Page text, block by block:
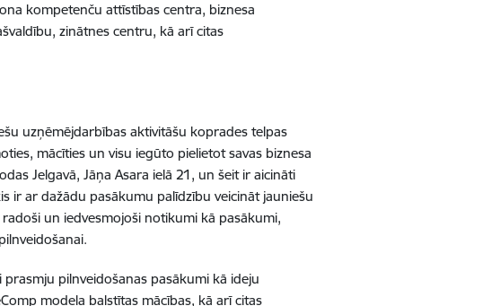
kompetenču attīstības centra, biznesa
zinātnes centru, kā arī citas
uzņēmējdarbības aktivitāšu koprades telpas
mācīties un visu iegūto pielietot savas biznesa
Jelgavā, Jāņa Asara ielā 21, un šeit ir aicināti
ir ar dažādu pasākumu palīdzību veicināt jauniešu
un iedvesmojoši notikumi kā pasākumi,
pilnveidošanas pasākumi kā ideju
modeļa balstītas mācības, kā arī citas